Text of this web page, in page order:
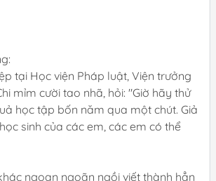
tại Học viện Pháp luật, Viện trưởng
mỉm cười tao nhã, hỏi: "Giờ hãy thử
học tập bốn năm qua một chút. Giả
sinh của các em, các em có thể
ngoan ngoãn ngồi viết thành hẳn